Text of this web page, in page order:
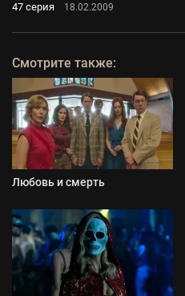
47 серия 18.02.2009
Смотрите также:
Любовь и смерть